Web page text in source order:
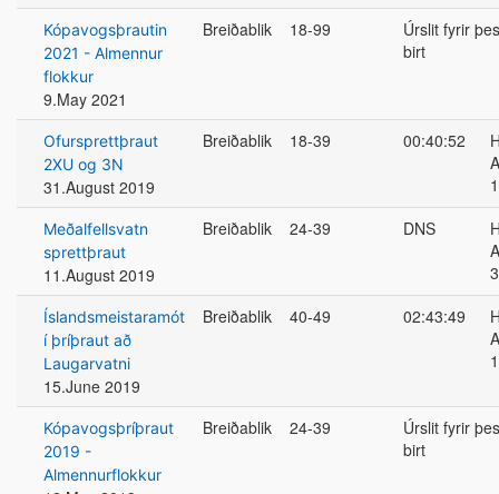
Kópavogsþrautin
2021 - Almennur
flokkur
9.May 2021
Breiðablik 18-99
Úrslit fyrir
birt
Ofursprettþraut
2XU og 3N
31.August 2019
Breiðablik 18-39 00:40:52
1
Meðalfellsvatn
sprettþraut
11.August 2019
Breiðablik 24-39 DNS
3
Íslandsmeistaramót
í þríþraut að
Laugarvatni
15.June 2019
Breiðablik 40-49 02:43:49
1
Kópavogsþríþraut
2019 -
Almennurflokkur
Breiðablik 24-39
Úrslit fyrir
birt